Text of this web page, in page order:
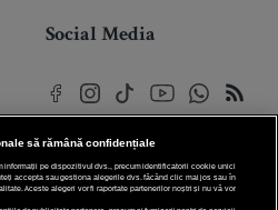
Social Media
să rămână confidențiale
informații pe dispozitivul dvs., precum identificatorii cookie unici
accepta sau gestiona alegerile dvs. făcând clic mai jos sau în
Aceste alegeri vor fi raportate partenerilor noștri și nu vă vor